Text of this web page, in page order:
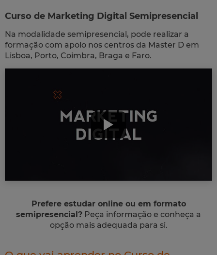
Curso de Marketing Digital Semipresencial
Na modalidade semipresencial, pode realizar a
formação com apoio nos centros da Master D em
Lisboa, Porto, Coimbra, Braga e Faro.
Prefere estudar online ou em formato
semipresencial? Peça informação e conheça a
opção mais adequada para si.